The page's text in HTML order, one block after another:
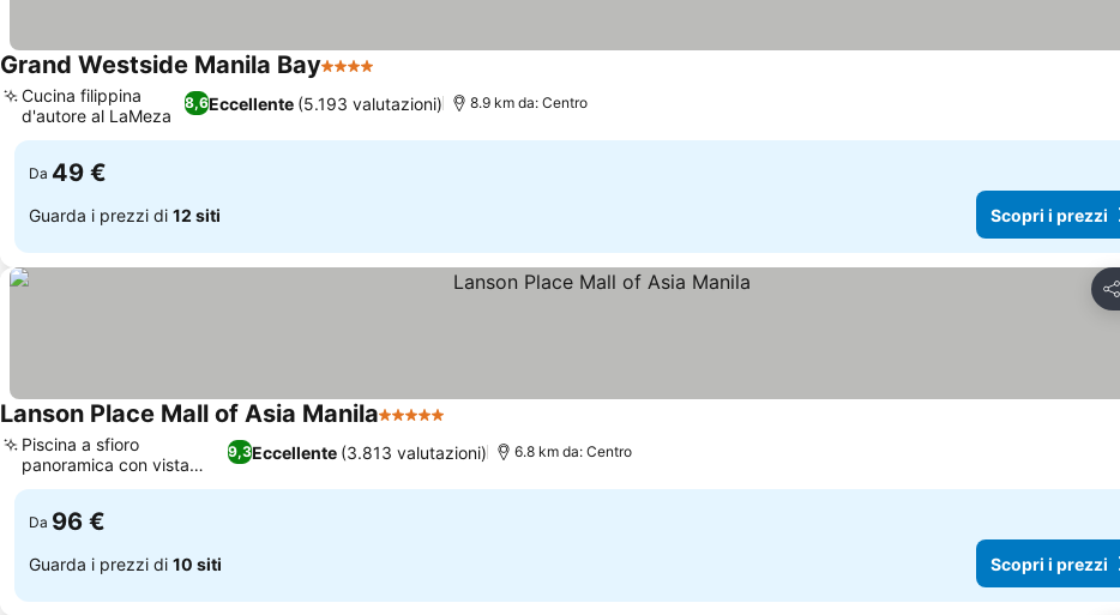
Grand Westside Manila Bay4 Stelle
8,6Eccellente (5.193 valutazioni)
Cucina filippina
d'autore al LaMeza
8.9 km da: Centro
Da 49 €
Guarda i prezzi di 12 siti Scopri i prezzi
Lanson Place Mall of Asia Manila5 Stelle
9,3Eccellente (3.813 valutazioni)
Piscina a sfioro
panoramica con vista
sulla baia
6.8 km da: Centro
Da 96 €
Guarda i prezzi di 10 siti Scopri i prezzi